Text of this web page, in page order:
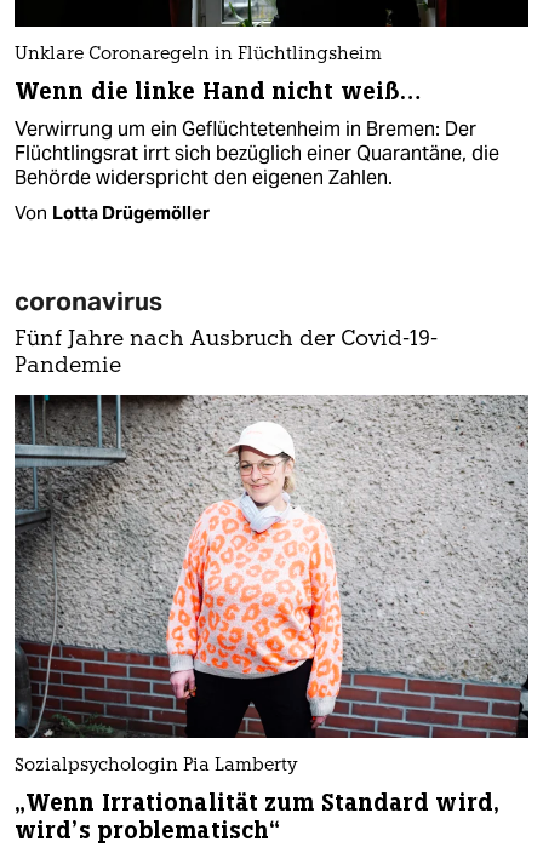
Unklare Coronaregeln in Flüchtlingsheim
Wenn die linke Hand nicht weiß…
Verwirrung um ein Geflüchtetenheim in Bremen: Der
Flüchtlingsrat irrt sich bezüglich einer Quarantäne, die
Behörde widerspricht den eigenen Zahlen.
Von Lotta Drügemöller
coronavirus
Fünf Jahre nach Ausbruch der Covid-19-
Pandemie
Sozialpsychologin Pia Lamberty
„Wenn Irrationalität zum Standard wird,
wird’s problematisch“